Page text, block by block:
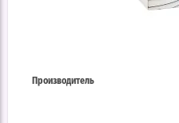
Производитель